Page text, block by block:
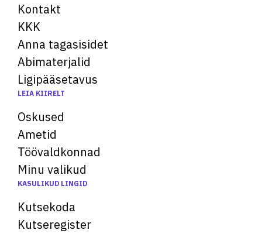
Kontakt
KKK
Anna tagasisidet
Abimaterjalid
Ligipääsetavus
LEIA KIIRELT
Oskused
Ametid
Töövaldkonnad
Minu valikud
KASULIKUD LINGID
Kutsekoda
Kutseregister